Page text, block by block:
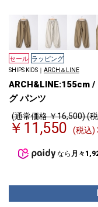
セール ラッピング
SHIPS KIDS｜ ARCH＆LINE
ARCH&LINE:155cm /
グ パンツ
(通常価格 ￥16,500) (
￥11,550 (税込)
なら 月々